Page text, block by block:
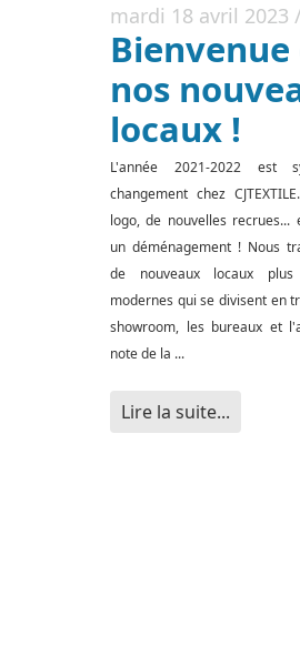
mardi 18 avril 2023 /
Bienvenue
nos
locaux !
L'année 2021-2022 est
changement chez
logo, de nouvelles recrues...
un déménagement ! Nous
de nouveaux locaux
modernes qui se divisent en
showroom, les bureaux et
note de la ...
Lire la suite...